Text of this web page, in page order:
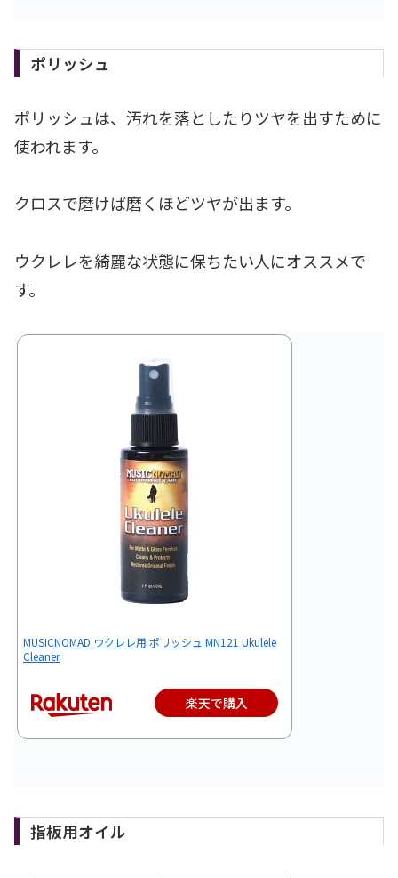
ポリッシュ
ポリッシュは、汚れを落としたりツヤを出すために
使われます。
クロスで磨けば磨くほどツヤが出ます。
ウクレレを綺麗な状態に保ちたい人にオススメで
す。
MUSICNOMAD ウクレレ用 ポリッシュ MN121 Ukulele
Cleaner
楽天で購入
指板用オイル